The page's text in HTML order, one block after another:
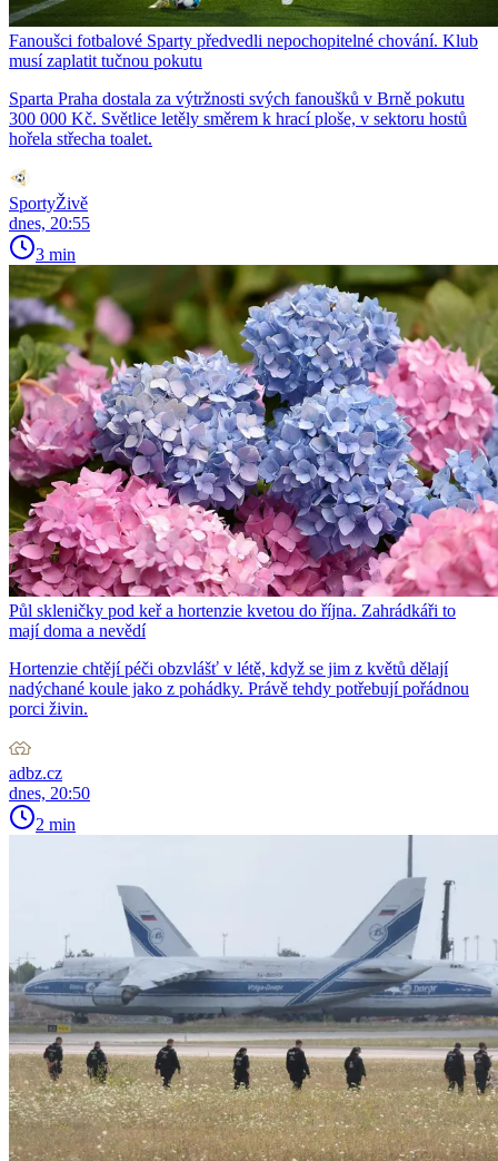
Fanoušci fotbalové Sparty předvedli nepochopitelné chování. Klub
musí zaplatit tučnou pokutu
Sparta Praha dostala za výtržnosti svých fanoušků v Brně pokutu
300 000 Kč. Světlice letěly směrem k hrací ploše, v sektoru hostů
hořela střecha toalet.
SportyŽivě
dnes, 20:55
3 min
Půl skleničky pod keř a hortenzie kvetou do října. Zahrádkáři to
mají doma a nevědí
Hortenzie chtějí péči obzvlášť v létě, když se jim z květů dělají
nadýchané koule jako z pohádky. Právě tehdy potřebují pořádnou
porci živin.
adbz.cz
dnes, 20:50
2 min